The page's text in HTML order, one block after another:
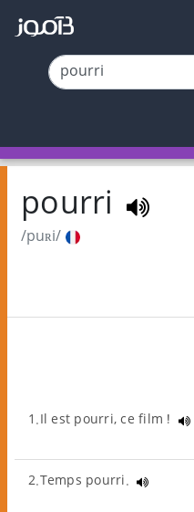
pourri
/puʀi/
1.Il est pourri, ce film !
2.Temps pourri.